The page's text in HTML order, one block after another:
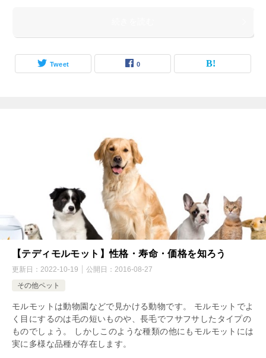
Tweet 0
【テディモルモット】性格・寿命・価格を知ろう
更新日： 2022-10-19 公開日： 2016-08-27
その他ペット
モルモットは動物園などで見かける動物です。 モルモットでよ
く目にするのは毛の短いものや、長毛でフサフサしたタイプの
ものでしょう。 しかしこのような種類の他にもモルモットには
実に多様な品種が存在します。